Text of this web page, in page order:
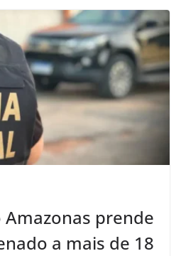
Amazonas prende
a mais de 18